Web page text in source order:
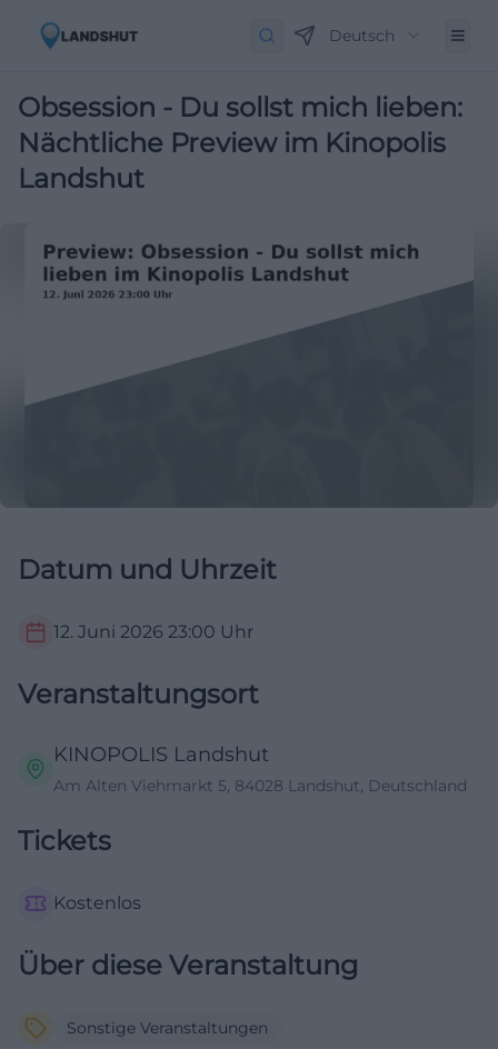
Deutsch
Obsession - Du sollst mich lieben:
Nächtliche Preview im Kinopolis
Landshut
Datum und Uhrzeit
12. Juni 2026 23:00 Uhr
Veranstaltungsort
KINOPOLIS Landshut
Am Alten Viehmarkt 5, 84028 Landshut, Deutschland
Tickets
Kostenlos
Über diese Veranstaltung
Sonstige Veranstaltungen